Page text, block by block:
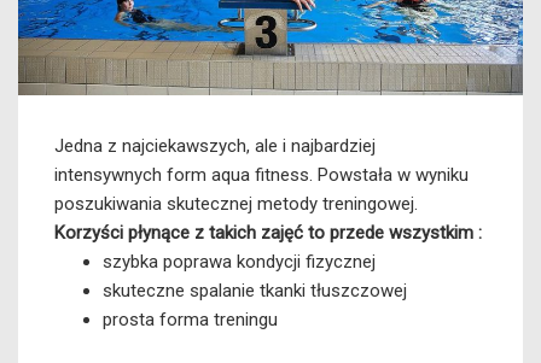
Jedna z najciekawszych, ale i najbardziej
intensywnych form aqua fitness. Powstała w wyniku
poszukiwania skutecznej metody treningowej.
Korzyści płynące z takich zajęć to przede wszystkim :
szybka poprawa kondycji fizycznej
skuteczne spalanie tkanki tłuszczowej
prosta forma treningu